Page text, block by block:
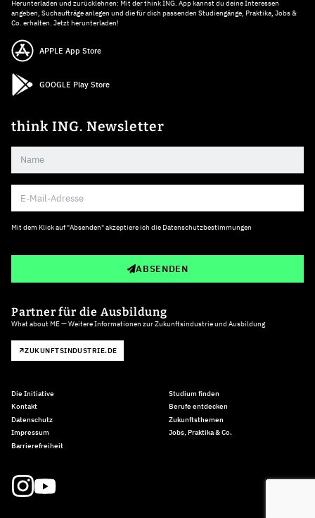
Herunterladen und zurücklehnen: Mit der think ING. App kannst du deine Interessen
angeben, Suchaufträge anlegen und die für dich passenden Studiengänge, Praktika, Jobs &
Co. erhalten. Jetzt herunterladen!
APPLE App Store
GOOGLE Play Store
think ING. Newsletter
Mit dem Klick auf "Absenden" akzeptiere ich die Datenschutzbestimmungen
ABSENDEN
Partner für die Ausbildung
What about ME — Weitere Informationen zur Zukunftsindustrie und Ausbildung
ZUKUNFTSINDUSTRIE.DE
Die Initiative
Kontakt
Datenschutz
Impressum
Barrierefreiheit
Studium finden
Berufe entdecken
Zukunftsthemen
Jobs, Praktika & Co.